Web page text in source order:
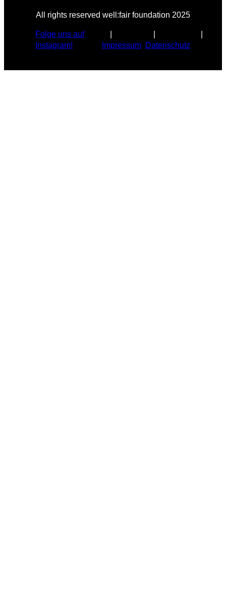
All rights reserved well:fair foundation 2025
Folge uns auf
Instagram!
Impressum Datenschutz